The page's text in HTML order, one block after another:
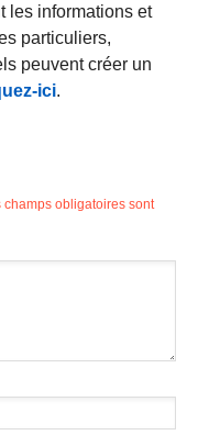
les informations et
particuliers,
peuvent créer un
ici.
champs obligatoires sont